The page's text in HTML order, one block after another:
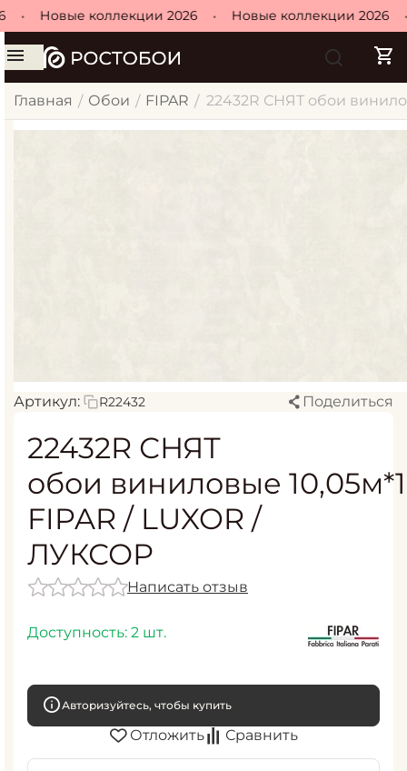
Новые коллекции 2026 Новые коллекции 2026
Главная / Обои / FIPAR / 22432R СНЯТ обои
Артикул: R22432 Поделиться
22432R СНЯТ
обои виниловые
FIPAR / LUXOR /
ЛУКСОР
Написать отзыв
Доступность: 2 шт.
Авторизуйтесь, чтобы купить
Отложить Сравнить